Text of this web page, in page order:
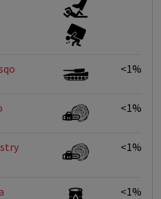
<1%
<1%
<1%
<1%